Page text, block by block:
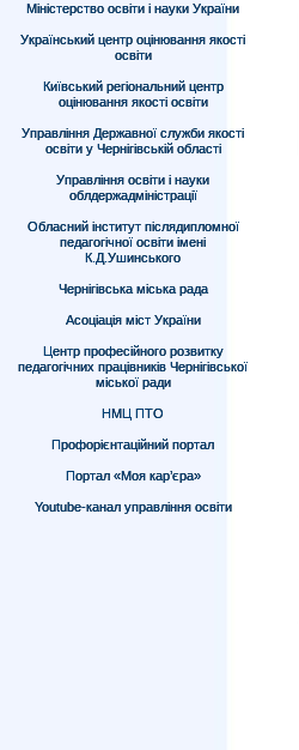
Міністерство освіти і науки України
Український центр оцінювання якості
освіти
Київський регіональний центр
оцінювання якості освіти
Управління Державної служби якості
освіти у Чернігівській області
Управління освіти і науки
облдержадміністрації
Обласний інститут післядипломної
педагогічної освіти імені
К.Д.Ушинського
Чернігівська міська рада
Асоціація міст України
Центр професійного розвитку
педагогічних працівників Чернігівської
міської ради
НМЦ ПТО
Профорієнтаційний портал
Портал «Моя кар’єра»
Youtube-канал управління освіти